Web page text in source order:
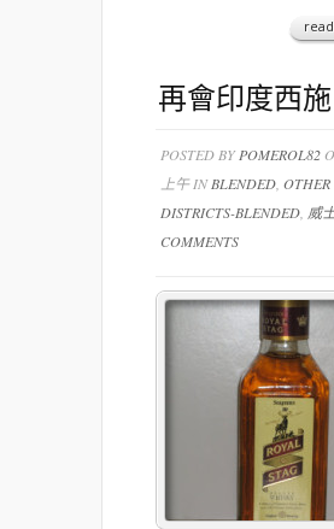
再會印度西施
POSTED BY POMEROL82
上午 INBLENDED OTHER
DISTRICTS-BLENDED 威
COMMENTS